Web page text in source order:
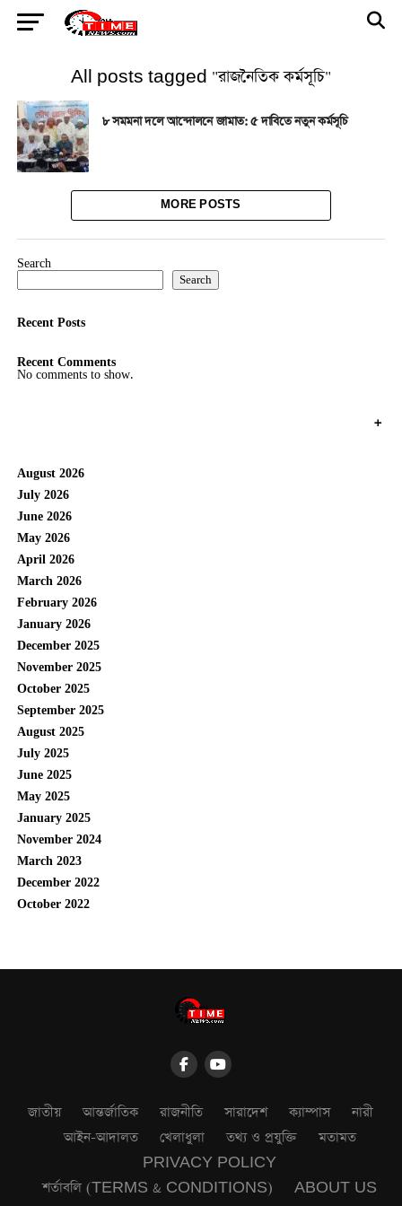
All posts tagged "রাজনৈতিক কর্মসূচি"
৮ সমমনা দলে আন্দোলনে জামাত: ৫ দাবিতে নতুন কর্মসূচি
MORE POSTS
Search
Search
Recent Posts
Recent Comments
No comments to show.
+
August 2026
July 2026
June 2026
May 2026
April 2026
March 2026
February 2026
January 2026
December 2025
November 2025
October 2025
September 2025
August 2025
July 2025
June 2025
May 2025
January 2025
November 2024
March 2023
December 2022
October 2022
জাতীয় আন্তর্জাতিক রাজনীতি সারাদেশ ক্যাম্পাস
নারী
আইন-আদালত
খেলাধুলা তথ্য ও প্রযুক্তি
মতামত
PRIVACY POLICY
শর্তাবলি (TERMS & CONDITIONS)
ABOUT US